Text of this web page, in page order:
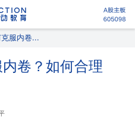
服内卷...
卷？如何合理